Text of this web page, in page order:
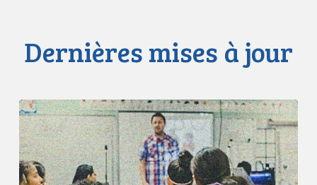
Dernières mises à jour
L’ACLC
remporte
une
victoire
et